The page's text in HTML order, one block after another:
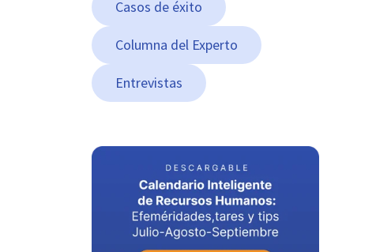
Casos de éxito
Columna del Experto
Entrevistas